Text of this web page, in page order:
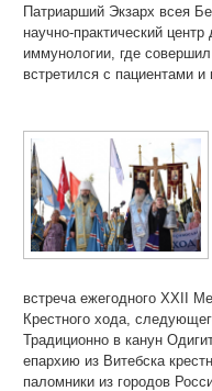
Патриарший Экзарх всея
научно-практический
иммунологии, где
встретился с пациентами
встреча ежегодного XXII
Крестного хода,
Традиционно в канун
епархию из Витебска
паломники из городов